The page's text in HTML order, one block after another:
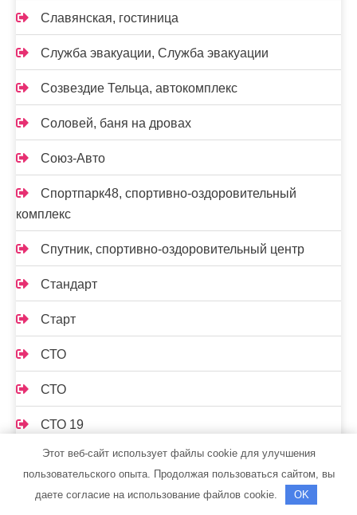
Славянская, гостиница
Служба эвакуации, Служба эвакуации
Созвездие Тельца, автокомплекс
Соловей, баня на дровах
Союз-Авто
Спортпарк48, спортивно-оздоровительный
комплекс
Спутник, спортивно-оздоровительный центр
Стандарт
Старт
СТО
СТО
СТО 19
СТО Автосервис
СТО Градиент
Этот веб-сайт использует файлы cookie для улучшения
пользовательского опыта. Продолжая пользоваться сайтом, вы
даете согласие на использование файлов cookie.
OK